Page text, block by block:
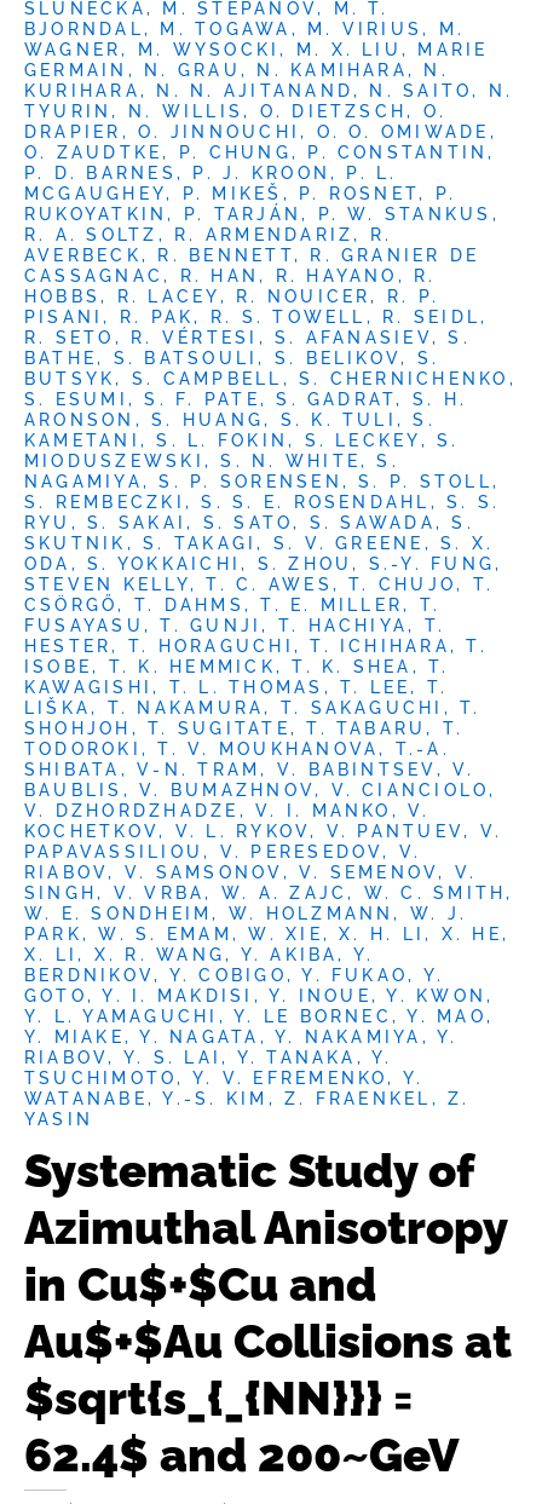
SLUNEČKA, M. STEPANOV, M. T.
BJORNDAL, M. TOGAWA, M. VIRIUS, M.
WAGNER, M. WYSOCKI, M. X. LIU, MARIE
GERMAIN, N. GRAU, N. KAMIHARA, N.
KURIHARA, N. N. AJITANAND, N. SAITO, N.
TYURIN, N. WILLIS, O. DIETZSCH, O.
DRAPIER, O. JINNOUCHI, O. O. OMIWADE,
O. ZAUDTKE, P. CHUNG, P. CONSTANTIN,
P. D. BARNES, P. J. KROON, P. L.
MCGAUGHEY, P. MIKEŠ, P. ROSNET, P.
RUKOYATKIN, P. TARJÁN, P. W. STANKUS,
R. A. SOLTZ, R. ARMENDARIZ, R.
AVERBECK, R. BENNETT, R. GRANIER DE
CASSAGNAC, R. HAN, R. HAYANO, R.
HOBBS, R. LACEY, R. NOUICER, R. P.
PISANI, R. PAK, R. S. TOWELL, R. SEIDL,
R. SETO, R. VÉRTESI, S. AFANASIEV, S.
BATHE, S. BATSOULI, S. BELIKOV, S.
BUTSYK, S. CAMPBELL, S. CHERNICHENKO,
S. ESUMI, S. F. PATE, S. GADRAT, S. H.
ARONSON, S. HUANG, S. K. TULI, S.
KAMETANI, S. L. FOKIN, S. LECKEY, S.
MIODUSZEWSKI, S. N. WHITE, S.
NAGAMIYA, S. P. SORENSEN, S. P. STOLL,
S. REMBECZKI, S. S. E. ROSENDAHL, S. S.
RYU, S. SAKAI, S. SATO, S. SAWADA, S.
SKUTNIK, S. TAKAGI, S. V. GREENE, S. X.
ODA, S. YOKKAICHI, S. ZHOU, S.-Y. FUNG,
STEVEN KELLY, T. C. AWES, T. CHUJO, T.
CSÖRGŐ, T. DAHMS, T. E. MILLER, T.
FUSAYASU, T. GUNJI, T. HACHIYA, T.
HESTER, T. HORAGUCHI, T. ICHIHARA, T.
ISOBE, T. K. HEMMICK, T. K. SHEA, T.
KAWAGISHI, T. L. THOMAS, T. LEE, T.
LIŠKA, T. NAKAMURA, T. SAKAGUCHI, T.
SHOHJOH, T. SUGITATE, T. TABARU, T.
TODOROKI, T. V. MOUKHANOVA, T.-A.
SHIBATA, V-N. TRAM, V. BABINTSEV, V.
BAUBLIS, V. BUMAZHNOV, V. CIANCIOLO,
V. DZHORDZHADZE, V. I. MANKO, V.
KOCHETKOV, V. L. RYKOV, V. PANTUEV, V.
PAPAVASSILIOU, V. PERESEDOV, V.
RIABOV, V. SAMSONOV, V. SEMENOV, V.
SINGH, V. VRBA, W. A. ZAJC, W. C. SMITH,
W. E. SONDHEIM, W. HOLZMANN, W. J.
PARK, W. S. EMAM, W. XIE, X. H. LI, X. HE,
X. LI, X. R. WANG, Y. AKIBA, Y.
BERDNIKOV, Y. COBIGO, Y. FUKAO, Y.
GOTO, Y. I. MAKDISI, Y. INOUE, Y. KWON,
Y. L. YAMAGUCHI, Y. LE BORNEC, Y. MAO,
Y. MIAKE, Y. NAGATA, Y. NAKAMIYA, Y.
RIABOV, Y. S. LAI, Y. TANAKA, Y.
TSUCHIMOTO, Y. V. EFREMENKO, Y.
WATANABE, Y.-S. KIM, Z. FRAENKEL, Z.
YASIN
Systematic Study of
Azimuthal Anisotropy
in Cu$+$Cu and
Au$+$Au Collisions at
$sqrt{s_{_{NN}}} =
62.4$ and 200~GeV